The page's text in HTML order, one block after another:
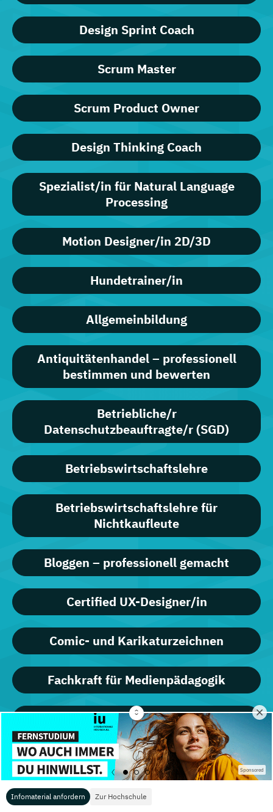
Infomaterial anfordern Zur Hochschule
Sponsored
Design Sprint Coach
Scrum Master
Scrum Product Owner
Design Thinking Coach
Spezialist/in für Natural Language
Processing
Motion Designer/in 2D/3D
Hundetrainer/in
Allgemeinbildung
Antiquitätenhandel – professionell
bestimmen und bewerten
Betriebliche/r
Datenschutzbeauftragte/r (SGD)
Betriebswirtschaftslehre
Betriebswirtschaftslehre für
Nichtkaufleute
Bloggen – professionell gemacht
Certified UX-Designer/in
Comic- und Karikaturzeichnen
Fachkraft für Medienpädagogik
Farb-, Typ- und Stilberatung
Fit am PC mit Windows 11 und Office
2019/365